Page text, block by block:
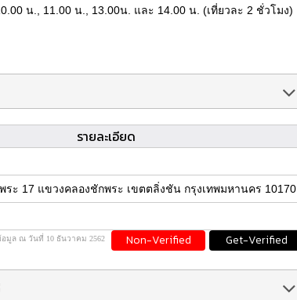
น., 11.00 น., 13.00น. และ 14.00 น. (เที่ยวละ 2 ชั่วโมง)
รายละเอียด
ระ 17 แขวงคลองชักพระ เขตตลิ่งชัน กรุงเทพมหานคร 10170
Get-Verified
Non-Verified
มูล ณ วันที่ 10 ธันวาคม 2562